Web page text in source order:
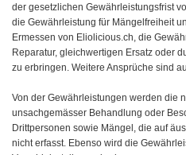
der gesetzlichen Gewährleistungsfrist
die Gewährleistung für Mängelfreiheit
Ermessen von Eliolicious.ch, die
Reparatur, gleichwertigen Ersatz oder
zu erbringen. Weitere Ansprüche sind
Von der Gewährleistungen werden die
unsachgemässer Behandlung oder
Drittpersonen sowie Mängel, die auf
nicht erfasst. Ebenso wird die